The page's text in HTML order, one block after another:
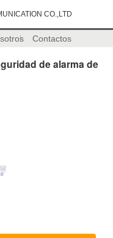
CO.,LTD
Contactos
de alarma de